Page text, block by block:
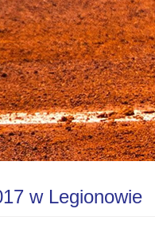
w Legionowie